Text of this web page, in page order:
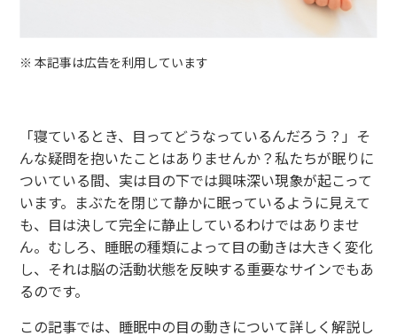
※ 本記事は広告を利用しています
「寝ているとき、目ってどうなっているんだろう？」そ
んな疑問を抱いたことはありませんか？私たちが眠りに
ついている間、実は目の下では興味深い現象が起こって
います。まぶたを閉じて静かに眠っているように見えて
も、目は決して完全に静止しているわけではありませ
ん。むしろ、睡眠の種類によって目の動きは大きく変化
し、それは脳の活動状態を反映する重要なサインでもあ
るのです。
この記事では、睡眠中の目の動きについて詳しく解説し